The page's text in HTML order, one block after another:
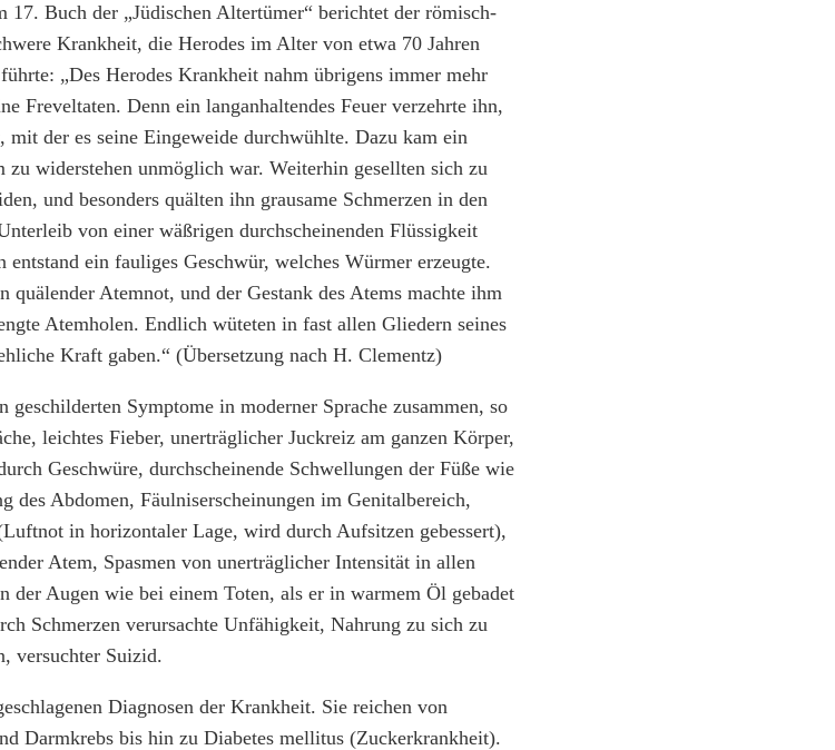
17. Buch der „Jüdischen Altertümer“ berichtet der römisch-
Krankheit, die Herodes im Alter von etwa 70 Jahren
„Des Herodes Krankheit nahm übrigens immer mehr
Freveltaten. Denn ein langanhaltendes Feuer verzehrte ihn,
der es seine Eingeweide durchwühlte. Dazu kam ein
zu widerstehen unmöglich war. Weiterhin gesellten sich zu
und besonders quälten ihn grausame Schmerzen in den
von einer wäßrigen durchscheinenden Flüssigkeit
entstand ein fauliges Geschwür, welches Würmer erzeugte.
Atemnot, und der Gestank des Atems machte ihm
Atemholen. Endlich wüteten in fast allen Gliedern seines
Kraft gaben.“ (Übersetzung nach H. Clementz)
geschilderten Symptome in moderner Sprache zusammen, so
leichtes Fieber, unerträglicher Juckreiz am ganzen Körper,
Geschwüre, durchscheinende Schwellungen der Füße wie
des Abdomen, Fäulniserscheinungen im Genitalbereich,
in horizontaler Lage, wird durch Aufsitzen gebessert),
Atem, Spasmen von unerträglicher Intensität in allen
der Augen wie bei einem Toten, als er in warmem Öl gebadet
Schmerzen verursachte Unfähigkeit, Nahrung zu sich zu
versuchter Suizid.
Diagnosen der Krankheit. Sie reichen von
Darmkrebs bis hin zu Diabetes mellitus (Zuckerkrankheit).